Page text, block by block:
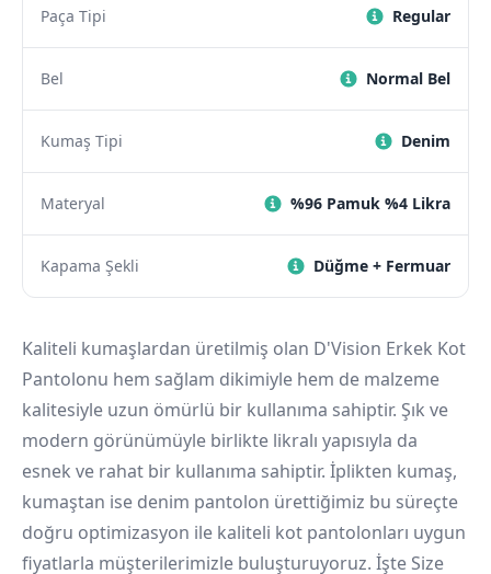
Paça Tipi Regular
Bel Normal Bel
Kumaş Tipi Denim
Materyal %96 Pamuk %4 Likra
Kapama Şekli Düğme + Fermuar
Kaliteli kumaşlardan üretilmiş olan D'Vision Erkek Kot
Pantolonu hem sağlam dikimiyle hem de malzeme
kalitesiyle uzun ömürlü bir kullanıma sahiptir. Şık ve
modern görünümüyle birlikte likralı yapısıyla da
esnek ve rahat bir kullanıma sahiptir. İplikten kumaş,
kumaştan ise denim pantolon ürettiğimiz bu süreçte
doğru optimizasyon ile kaliteli kot pantolonları uygun
fiyatlarla müşterilerimizle buluşturuyoruz. İşte Size